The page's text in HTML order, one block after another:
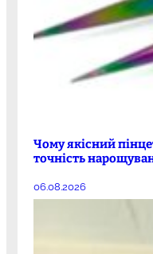
Чому якісний
точність
06.08.2026